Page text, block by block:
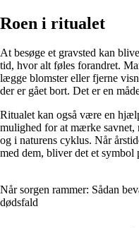
Roen i ritualet
At besøge et gravsted kan
tid, hvor alt føles forandret.
lægge blomster eller fjerne
der er gået bort. Det er en
Ritualet kan også være en
mulighed for at mærke savnet,
og i naturens cyklus. Når
med dem, bliver det et symbol
Når sorgen rammer: Sådan
dødsfald